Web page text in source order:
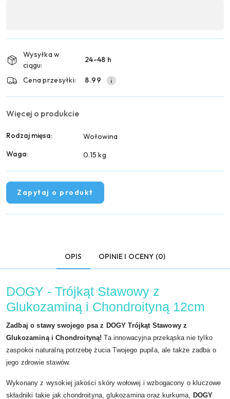
dostawa
Wysyłka w
ciągu:
24-48 h
Cena przesyłki: 8.99
Więcej o produkcie
Rodzaj mięsa:
Wołowina
Waga:
0.15 kg
Zapytaj o produkt
OPIS OPINIE I OCENY (0)
DOGY - Trójkąt Stawowy z
Glukozaminą i Chondroityną 12cm
Zadbaj o stawy swojego psa z DOGY Trójkąt Stawowy z
Glukozaminą i Chondroityną! Ta innowacyjna przekąska nie tylko
zaspokoi naturalną potrzebę żucia Twojego pupila, ale także zadba o
jego zdrowie stawów.
Wykonany z wysokiej jakości skóry wołowej i wzbogacony o kluczowe
składniki takie jak chondroityna, glukozamina oraz kurkuma, DOGY